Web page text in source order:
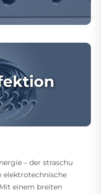
– der straschu
elektrotechnische
einem breiten